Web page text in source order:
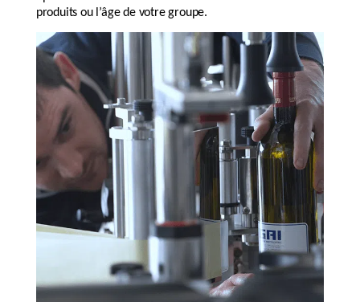
produits ou l’âge de votre groupe.